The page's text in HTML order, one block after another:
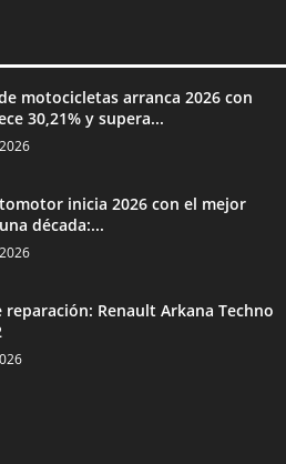
motocicletas arranca 2026 con
30,21% y supera...
inicia 2026 con el mejor
década:...
reparación: Renault Arkana Techno